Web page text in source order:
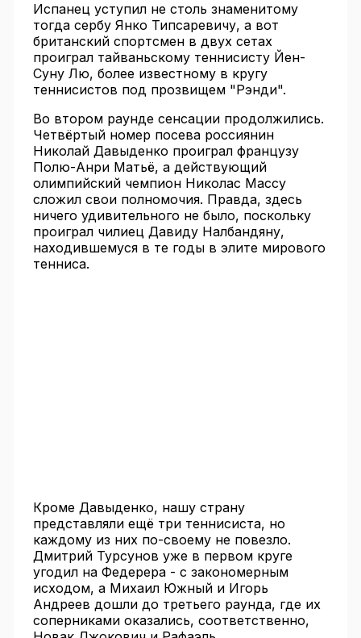
Испанец уступил не столь знаменитому
тогда сербу Янко Типсаревичу, а вот
британский спортсмен в двух сетах
проиграл тайваньскому теннисисту Йен-
Суну Лю, более известному в кругу
теннисистов под прозвищем "Рэнди".
Во втором раунде сенсации продолжились.
Четвёртый номер посева россиянин
Николай Давыденко проиграл французу
Полю-Анри Матьё, а действующий
олимпийский чемпион Николас Массу
сложил свои полномочия. Правда, здесь
ничего удивительного не было, поскольку
проиграл чилиец Давиду Налбандяну,
находившемуся в те годы в элите мирового
тенниса.
Кроме Давыденко, нашу страну
представляли ещё три теннисиста, но
каждому из них по-своему не повезло.
Дмитрий Турсунов уже в первом круге
угодил на Федерера - с закономерным
исходом, а Михаил Южный и Игорь
Андреев дошли до третьего раунда, где их
соперниками оказались, соответственно,